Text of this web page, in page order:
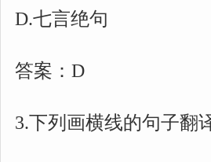
D.七言绝句
答案：D
3.下列画横线的句子翻